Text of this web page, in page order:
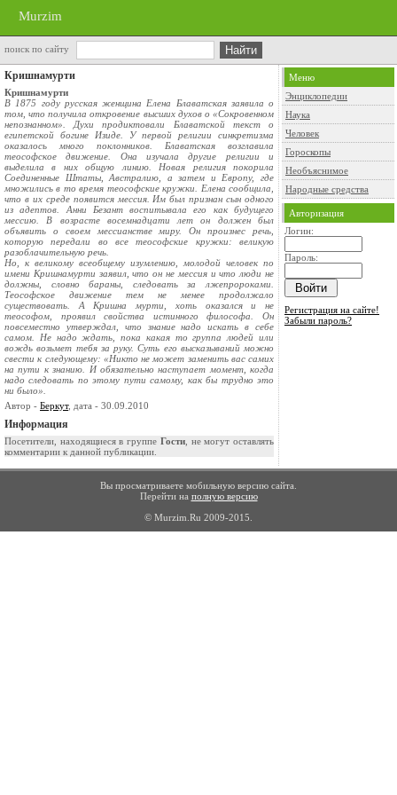
Murzim
поиск по сайту
Кришнамурти
Кришнамурти
В 1875 году русская женщина Елена Блаватская заявила о
том, что получила откровение высших духов о «Сокровенном
непознанном». Духи продиктовали Блаватской текст о
египетской богине Изиде. У первой религии синкретизма
оказалось много поклонников. Блаватская возглавила
теософское движение. Она изучала другие религии и
выделила в них общую линию. Новая религия покорила
Соединенные Штаты, Австралию, а затем и Европу, где
множились в то время теософские кружки. Елена сообщила,
что в их среде появится мессия. Им был признан сын одного
из адептов. Анни Безант воспитывала его как будущего
мессию. В возрасте восемнадцати лет он должен был
объявить о своем мессианстве миру. Он произнес речь,
которую передали во все теософские кружки: великую
разоблачительную речь.
Но, к великому всеобщему изумлению, молодой человек по
имени Кришнамурти заявил, что он не мессия и что люди не
должны, словно бараны, следовать за лжепророками.
Теософское движение тем не менее продолжало
существовать. А Кришна мурти, хоть оказался и не
теософом, проявил свойства истинного философа. Он
повсеместно утверждал, что знание надо искать в себе
самом. Не надо ждать, пока какая то группа людей или
вождь возьмет тебя за руку. Суть его высказываний можно
свести к следующему: «Никто не может заменить вас самих
на пути к знанию. И обязательно наступает момент, когда
надо следовать по этому пути самому, как бы трудно это
ни было».
Автор - Беркут, дата - 30.09.2010
Информация
Посетители, находящиеся в группе Гости, не могут оставлять
комментарии к данной публикации.
Меню
Энциклопедии
Наука
Человек
Гороскопы
Необъяснимое
Народные средства
Авторизация
Логин:
Пароль:
Регистрация на сайте!
Забыли пароль?
Вы просматриваете мобильную версию сайта.
Перейти на полную версию
© Murzim.Ru 2009-2015.